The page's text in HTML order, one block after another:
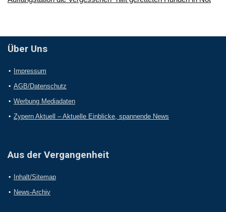
Über Uns
Impressum
AGB/Datenschutz
Werbung Mediadaten
Zypern Aktuell – Aktuelle Einblicke, spannende News
Aus der Vergangenheit
Inhalt/Sitemap
News-Archiv